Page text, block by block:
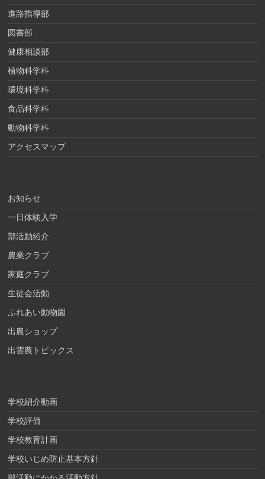
進路指導部
図書部
健康相談部
植物科学科
環境科学科
食品科学科
動物科学科
アクセスマップ
お知らせ
一日体験入学
部活動紹介
農業クラブ
家庭クラブ
生徒会活動
ふれあい動物園
出農ショップ
出雲農トピックス
学校紹介動画
学校評価
学校教育計画
学校いじめ防止基本方針